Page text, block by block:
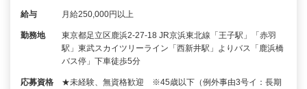
給与 月給250,000円以上
勤務地
東京都足立区鹿浜2-27-18 JR京浜東北線「王子駅」「赤羽
駅」東武スカイツリーライン「西新井駅」よりバス「鹿浜橋
バス停」下車徒歩5分
応募資格
★未経験、無資格歓迎 ※45歳以下（例外事由3号イ：長期